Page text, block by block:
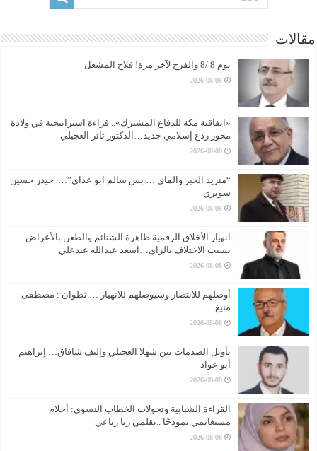
مقالات
يوم 8 /8 والفرح لآخر مرة! فلاح المشعل
2026-08-08
«اتفاقية مكة للدفاع المشترك».. قراءة استراتيجية في ولادة
محور ردع إسلامي جديد…الدكتور ثائر العجيلي
2026-08-08
“منريد الخبز والماي … بس سالم ابو عداي”…. حيدر حسين
سويري
2026-08-08
انهيار الأخلاق الرقمية ظاهرة الشتائم والطعن بالأعراض
بسبب الاختلاف بالراي…اسعد عبدالله عبدعلي
2026-08-08
أوصلهم للانتصار وسيوصلهم للانهيار ….تطوان : مصطفى
منيغ
2026-08-08
تأويل الصدمات بين شهلا العجيلي وإليف شافاق… إبراهيم
أبو عواد
2026-08-08
القراءة الشبابية وتحولات الخطاب النسوي: أحلام
مستغانمي نموذجًا ..بقلمي ربا رباعي
2026-08-08